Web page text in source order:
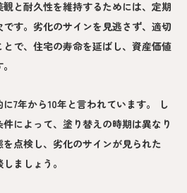
と耐久性を維持するためには、定期
す。劣化のサインを見逃さず、適切
で、住宅の寿命を延ばし、資産価値
7年から10年と言われています。 し
によって、塗り替えの時期は異なり
点検し、劣化のサインが見られた
ましょう。